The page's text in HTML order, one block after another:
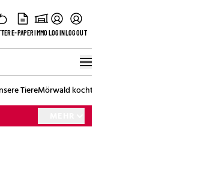
E-PAPERIMMOLOGINLOGOUT
TiereMörwald kocht